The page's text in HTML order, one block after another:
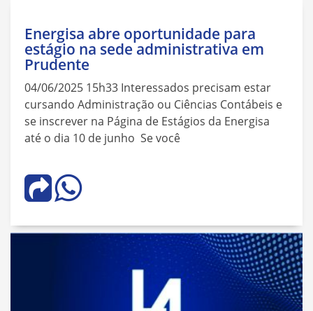
Energisa abre oportunidade para
estágio na sede administrativa em
Prudente
04/06/2025 15h33 Interessados precisam estar
cursando Administração ou Ciências Contábeis e
se inscrever na Página de Estágios da Energisa
até o dia 10 de junho Se você